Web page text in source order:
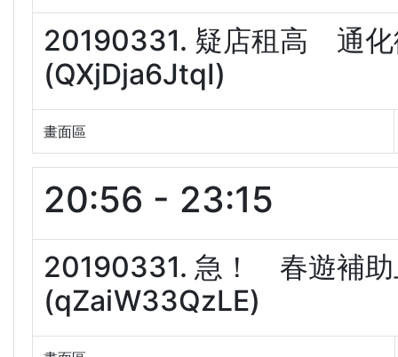
20190331. 疑店租高 通化
(QXjDja6JtqI)
畫面區
20:56 - 23:15
20190331. 急！ 春遊補
(qZaiW33QzLE)